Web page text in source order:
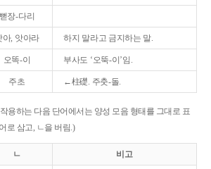
뻗장-다리
아, 앗아라 하지 말라고 금지하는 말.
오똑-이 부사도 ‘오뚝-이’임.
주초 ←柱礎. 주춧-돌.
용하는 다음 단어에서는 양성 모음 형태를 그대로 표
로 삼고, ㄴ을 버림.)
ㄴ 비고